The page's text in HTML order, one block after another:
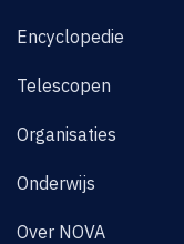
Encyclopedie
Telescopen
Organisaties
Onderwijs
Over NOVA